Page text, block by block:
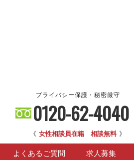
プライバシー保護・秘密厳守
0120-62-4040
《 女性相談員在籍 相談無料 》
よくあるご質問 求人募集